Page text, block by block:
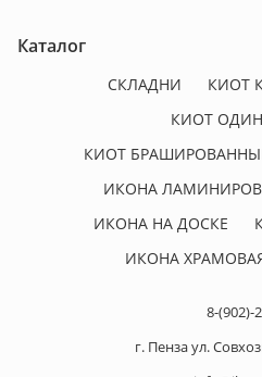
Каталог
СКЛАДНИ
КИОТ
КИОТ
КИОТ
ИКОНА
ИКОНА НА ДОСКЕ
ИКОНА
8-(902)-
г. Пенза ул.